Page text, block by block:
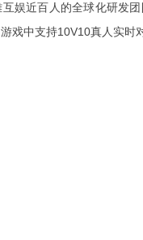
娱近百人的全球化研发
戏中支持10V10真人实时